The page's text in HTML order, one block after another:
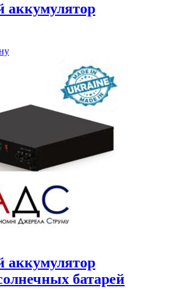
аккумулятор
аккумулятор
батарей